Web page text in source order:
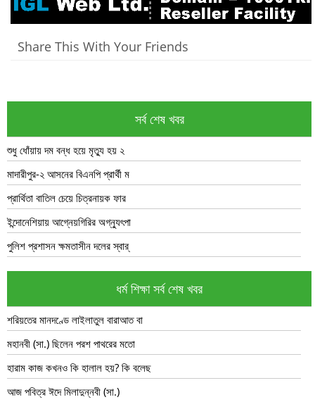
Share This With Your Friends
সর্ব শেষ খবর
শুধু ধোঁয়ায় দম বন্ধ হয়ে মৃত্যু হয় ২
মাদারীপুর-২ আসনের বিএনপি প্রার্থী ম
প্রার্থিতা বাতিল চেয়ে চিত্রনায়ক ফার
ইন্দোনেশিয়ায় আগ্নেয়গিরির অগ্ন্যুৎপা
পুলিশ প্রশাসন ক্ষমতাসীন দলের স্বার্
ধর্ম শিক্ষা সর্ব শেষ খবর
শরিয়তের মানদণ্ডে লাইলাতুল বারাআত বা
মহানবী (সা.) ছিলেন পরশ পাথরের মতো
হারাম কাজ কখনও কি হালাল হয়? কি বলেছ
আজ পবিত্র ঈদে মিলাদুন্নবী (সা.)